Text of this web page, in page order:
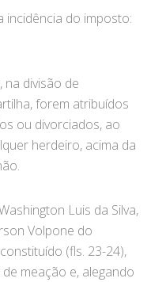
incidência do imposto:
na divisão de
forem atribuídos
ou divorciados, ao
herdeiro, acima da
Luis da Silva,
Volpone do
(fls. 23-24),
meação e, alegando